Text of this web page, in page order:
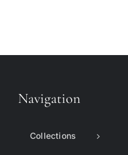
Navigation
Collections